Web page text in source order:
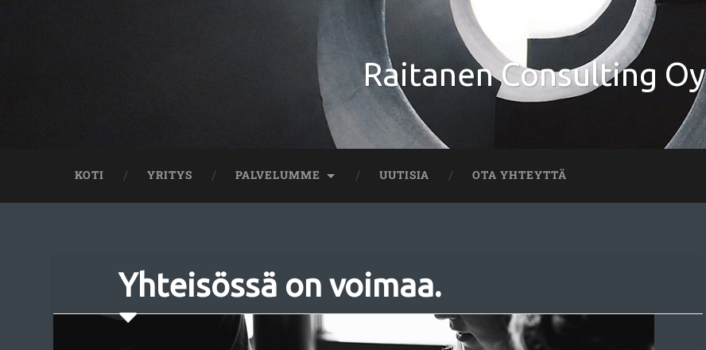
Raitanen Consulting Oy
KOTI YRITYS PALVELUMME UUTISIA OTA YHTEYTTÄ
Yhteisössä on voimaa.